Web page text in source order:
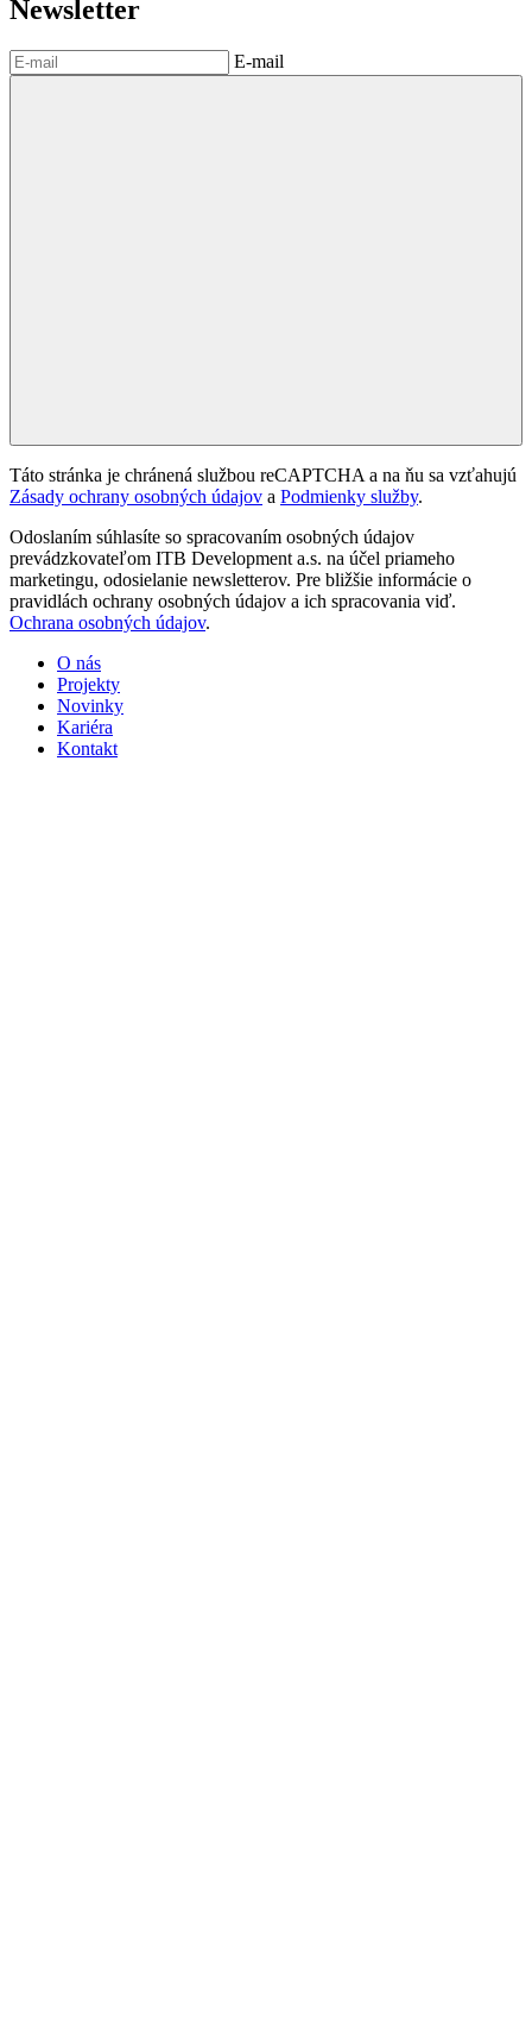
Newsletter
E-mail
Táto stránka je chránená službou reCAPTCHA a na ňu sa vzťahujú
Zásady ochrany osobných údajov a Podmienky služby.
Odoslaním súhlasíte so spracovaním osobných údajov
prevádzkovateľom ITB Development a.s. na účel priameho
marketingu, odosielanie newsletterov. Pre bližšie informácie o
pravidlách ochrany osobných údajov a ich spracovania viď.
Ochrana osobných údajov.
O nás
Projekty
Novinky
Kariéra
Kontakt